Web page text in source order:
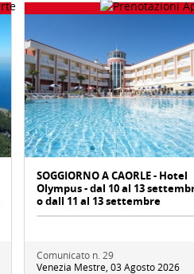
SOGGIORNO A CAORLE - Hotel
Olympus - dal 10 al 13
o dall 11 al 13 settembre
Comunicato n. 29
Venezia Mestre, 03 Agosto 2026